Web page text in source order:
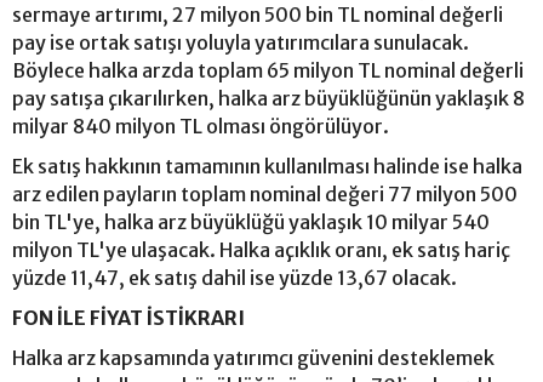
sermaye artırımı, 27 milyon 500 bin TL nominal değerli
pay ise ortak satışı yoluyla yatırımcılara sunulacak.
Böylece halka arzda toplam 65 milyon TL nominal değerli
pay satışa çıkarılırken, halka arz büyüklüğünün yaklaşık 8
milyar 840 milyon TL olması öngörülüyor.
Ek satış hakkının tamamının kullanılması halinde ise halka
arz edilen payların toplam nominal değeri 77 milyon 500
bin TL'ye, halka arz büyüklüğü yaklaşık 10 milyar 540
milyon TL'ye ulaşacak. Halka açıklık oranı, ek satış hariç
yüzde 11,47, ek satış dahil ise yüzde 13,67 olacak.
FON İLE FİYAT İSTİKRARI
Halka arz kapsamında yatırımcı güvenini desteklemek